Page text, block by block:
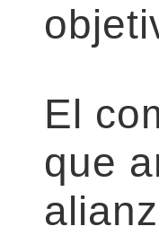
El
que